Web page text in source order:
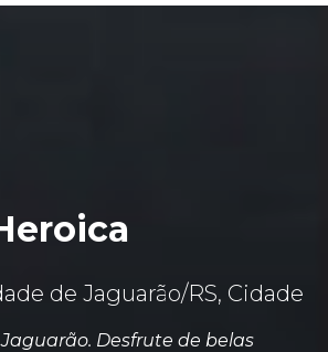
de Jaguarão/RS, Cidade
Desfrute de belas